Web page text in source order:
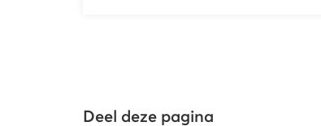
Deel deze pagina